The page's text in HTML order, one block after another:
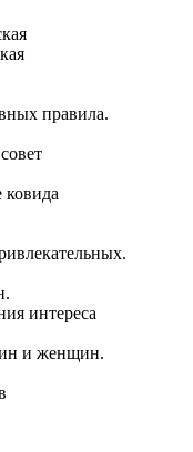
правила.
ковида
интереса
и женщин.